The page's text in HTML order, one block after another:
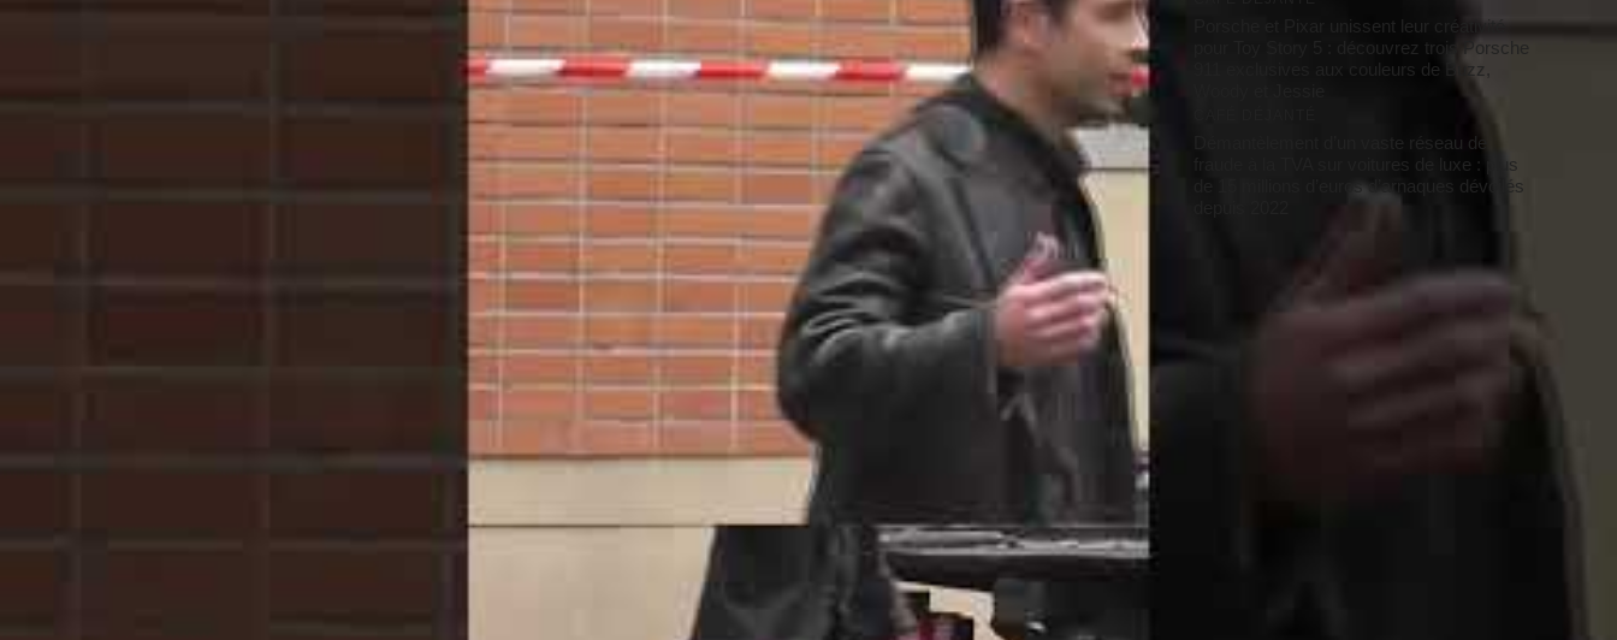
risquées ou de tenter leur chance en contournant la procédure de récupération ? Quelles sont les
conséquences pour eux, mais aussi pour la sécurité publique ?
Les enjeux du contrôle et la montée des infractions liés à la
En 2025, la lutte contre les infractions liées aux véhicules a connu un renfort : pas moins de
21 000
ont été enregistrées pour excès de vitesse, toute violation confondue, notamment celles
menant à la mise en fourrière. Parmi ces cas, certains propriétaires, comme ceux du Tarn-et-Garonne, ont
été pris sur le fait en tentant de contourner les contrôles pour récupérer leur voiture, souvent immatriculée
avec des plaques trafiquées ou dans des situations de non-respect du code de la route.
Pour illustrer à quel point cette problématique est devenue sensible, découvrez cette histoire :
et immobilisée en fourrière. La vigilance doit être de mise, car
certains conducteurs n’hésitent pas à ignorer les contrôles et à prendre des risques inconsidérés.
Les risques encourus par ceux qui tentent la récupération
Porsche et Pixar unissent leur créativité
pour Toy Story 5 : découvrez trois Porsche
911 exclusives aux couleurs de Buzz,
Démantèlement d’un vaste réseau de
fraude à la TVA sur voitures de luxe : plus
de 15 millions d’euros d’arnaques dévoilés